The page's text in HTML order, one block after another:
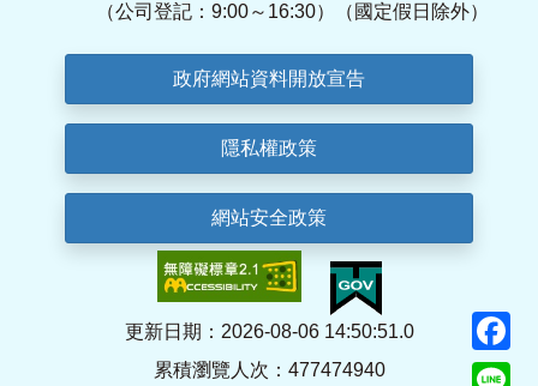
（公司登記：9:00～16:30）（國定假日除外）
政府網站資料開放宣告
隱私權政策
網站安全政策
更新日期：2026-08-06 14:50:51.0
累積瀏覽人次：477474940